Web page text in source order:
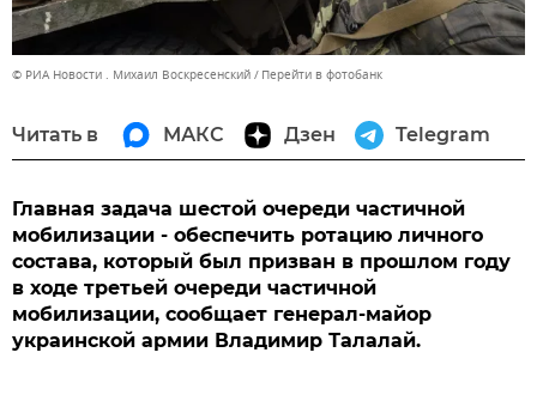
© РИА Новости . Михаил Воскресенский Перейти в фотобанк
Читать в МАКС Дзен Telegram
Главная задача шестой очереди частичной
мобилизации - обеспечить ротацию личного
состава, который был призван в прошлом году
в ходе третьей очереди частичной
мобилизации, сообщает генерал-майор
украинской армии Владимир Талалай.